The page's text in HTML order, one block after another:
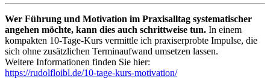
Wer Führung und Motivation im Praxisalltag systematischer
angehen möchte, kann dies auch schrittweise tun. In einem
kompakten 10-Tage-Kurs vermittle ich praxiserprobte Impulse, die
sich ohne zusätzlichen Terminaufwand umsetzen lassen.
Weitere Informationen finden Sie hier:
https://rudolfloibl.de/10-tage-kurs-motivation/